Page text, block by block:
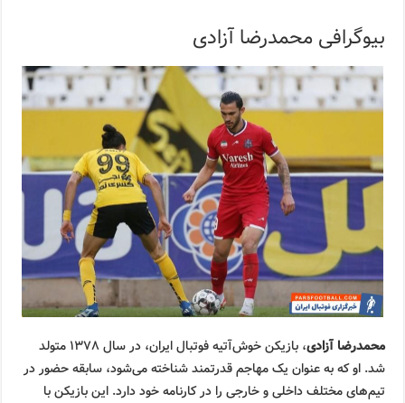
بیوگرافی محمدرضا آزادی
محمدرضا آزادی
، بازیکن خوش‌آتیه فوتبال ایران، در سال ۱۳۷۸ متولد
شد. او که به عنوان یک مهاجم قدرتمند شناخته می‌شود، سابقه حضور در
تیم‌های مختلف داخلی و خارجی را در کارنامه خود دارد. این بازیکن با